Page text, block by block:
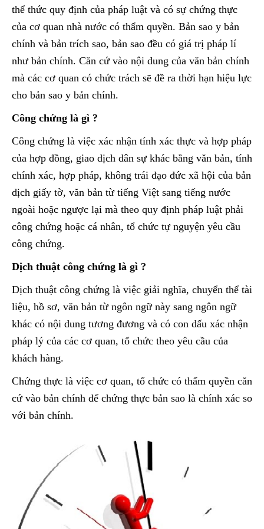
thể thức quy định của pháp luật và có sự chứng thực
của cơ quan nhà nước có thẩm quyền. Bản sao y bản
chính và bản trích sao, bản sao đều có giá trị pháp lí
như bản chính. Căn cứ vào nội dung của văn bản chính
mà các cơ quan có chức trách sẽ đề ra thời hạn hiệu lực
cho bản sao y bản chính.
Công chứng là gì ?
Công chứng là việc xác nhận tính xác thực và hợp pháp
của hợp đồng, giao dịch dân sự khác bằng văn bản, tính
chính xác, hợp pháp, không trái đạo đức xã hội của bản
dịch giấy tờ, văn bản từ tiếng Việt sang tiếng nước
ngoài hoặc ngược lại mà theo quy định pháp luật phải
công chứng hoặc cá nhân, tổ chức tự nguyện yêu cầu
công chứng.
Dịch thuật công chứng là gì ?
Dịch thuật công chứng là việc giải nghĩa, chuyển thể tài
liệu, hồ sơ, văn bản từ ngôn ngữ này sang ngôn ngữ
khác có nội dung tương đương và có con dấu xác nhận
pháp lý của các cơ quan, tổ chức theo yêu cầu của
khách hàng.
Chứng thực là việc cơ quan, tổ chức có thẩm quyền căn
cứ vào bản chính để chứng thực bản sao là chính xác so
với bản chính.